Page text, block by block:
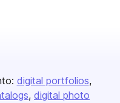
digital portfolios
digital photo